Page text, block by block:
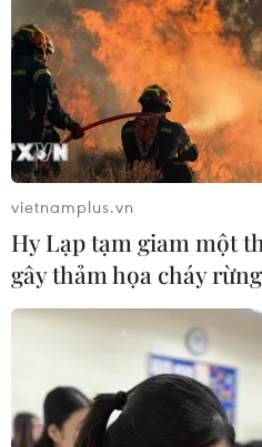
vietnamplus.vn
Hy Lạp tạm giam một
gây thảm họa cháy rừng